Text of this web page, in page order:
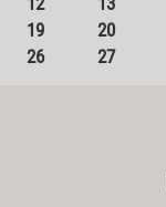
19
20
26
27